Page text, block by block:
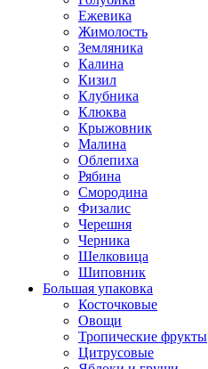
Ежевика
Жимолость
Земляника
Калина
Кизил
Клубника
Клюква
Крыжовник
Малина
Облепиха
Рябина
Смородина
Физалис
Черешня
Черника
Шелковица
Шиповник
Большая упаковка
Косточковые
Овощи
Тропические фрукты
Цитрусовые